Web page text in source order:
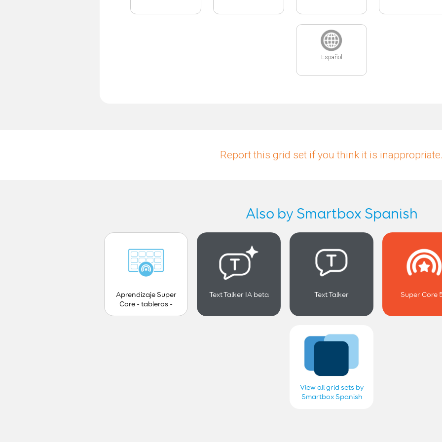
Español
Report this grid set if you think it is inappropriate.
Also by Smartbox Spanish
Aprendizaje Super
Core - tableros -
Text Talker IA beta Text Talker Super Core
View all grid sets by
Smartbox Spanish